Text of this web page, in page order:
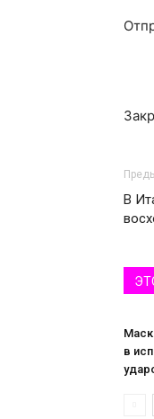
В
Маск
в